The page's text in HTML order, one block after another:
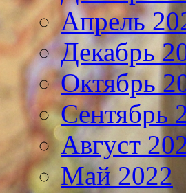
Апрель
Декабрь
Октябрь
Сентябрь
Август
Май 2022